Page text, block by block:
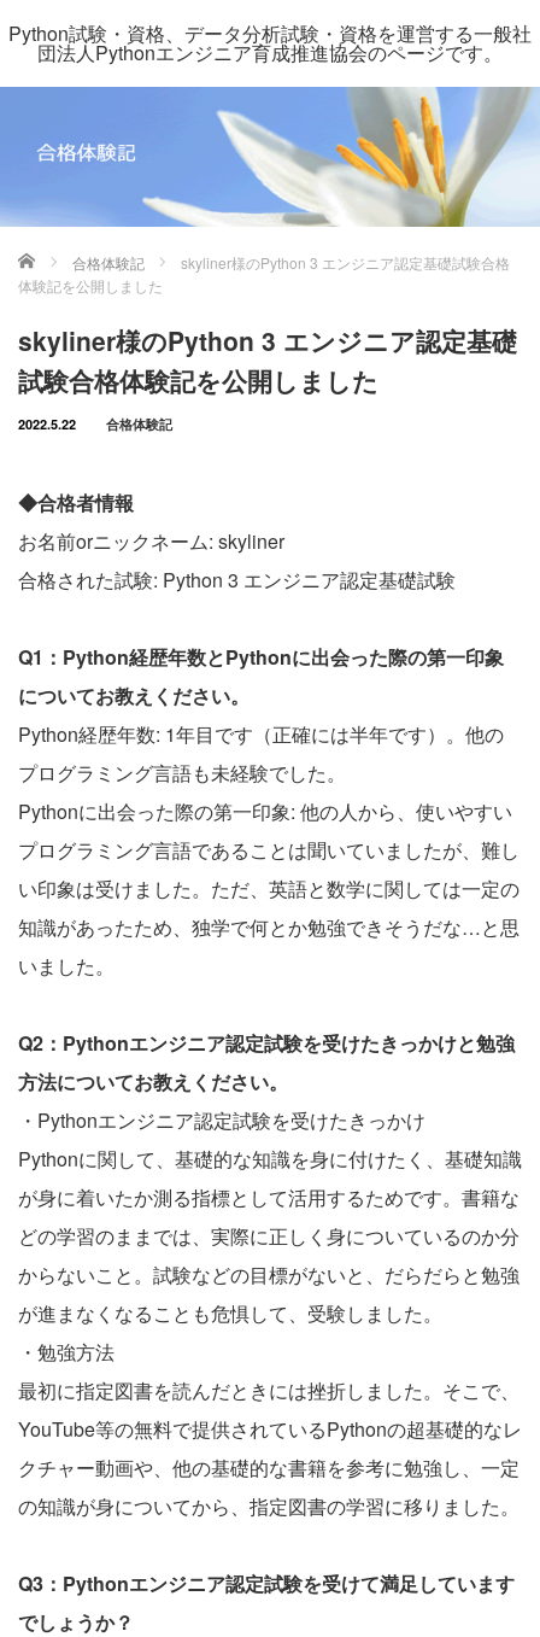
Python試験・資格、データ分析試験・資格を運営する一般社
団法人Pythonエンジニア育成推進協会のページです。
ホーム 合格体験記
skyliner様のPython 3 エンジニア認定基礎試験合格
体験記を公開しました
skyliner様のPython 3 エンジニア認定基礎
試験合格体験記を公開しました
2022.5.22 合格体験記
◆合格者情報
お名前orニックネーム: skyliner
合格された試験: Python 3 エンジニア認定基礎試験
Q1：Python経歴年数とPythonに出会った際の第一印象
についてお教えください。
Python経歴年数: 1年目です（正確には半年です）。他の
プログラミング言語も未経験でした。
Pythonに出会った際の第一印象: 他の人から、使いやすい
プログラミング言語であることは聞いていましたが、難し
い印象は受けました。ただ、英語と数学に関しては一定の
知識があったため、独学で何とか勉強できそうだな…と思
いました。
Q2：Pythonエンジニア認定試験を受けたきっかけと勉強
方法についてお教えください。
・Pythonエンジニア認定試験を受けたきっかけ
Pythonに関して、基礎的な知識を身に付けたく、基礎知識
が身に着いたか測る指標として活用するためです。書籍な
どの学習のままでは、実際に正しく身についているのか分
からないこと。試験などの目標がないと、だらだらと勉強
が進まなくなることも危惧して、受験しました。
・勉強方法
最初に指定図書を読んだときには挫折しました。そこで、
YouTube等の無料で提供されているPythonの超基礎的なレ
クチャー動画や、他の基礎的な書籍を参考に勉強し、一定
の知識が身についてから、指定図書の学習に移りました。
Q3：Pythonエンジニア認定試験を受けて満足しています
でしょうか？